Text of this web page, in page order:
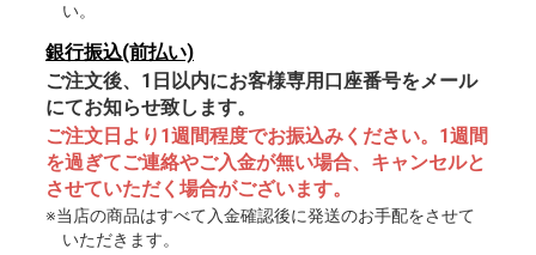
い。
銀行振込(前払い)
ご注文後、1日以内にお客様専用口座番号をメール
にてお知らせ致します。
ご注文日より1週間程度でお振込みください。1週間
を過ぎてご連絡やご入金が無い場合、キャンセルと
させていただく場合がございます。
※当店の商品はすべて入金確認後に発送のお手配をさせて
いただきます。